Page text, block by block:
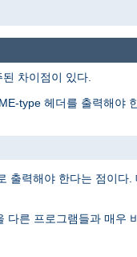
차이점이 있다.
type 헤더를 출력해야
출력해야 한다는 점이
다른 프로그램들과 매우